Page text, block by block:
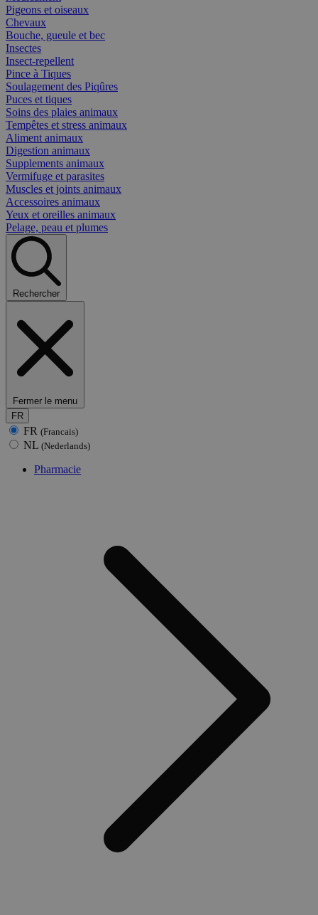
Pigeons et oiseaux
Chevaux
Bouche, gueule et bec
Insectes
Insect-repellent
Pince à Tiques
Soulagement des Piqûres
Puces et tiques
Soins des plaies animaux
Tempêtes et stress animaux
Aliment animaux
Digestion animaux
Supplements animaux
Vermifuge et parasites
Muscles et joints animaux
Accessoires animaux
Yeux et oreilles animaux
Pelage, peau et plumes
Rechercher
Fermer le menu
FR
FR (Francais)
NL (Nederlands)
Pharmacie